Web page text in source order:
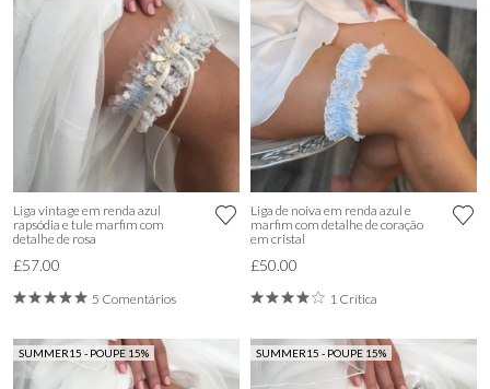
Liga vintage em renda azul
rapsódia e tule marfim com
detalhe de rosa
£57.00
5 Comentários
Liga de noiva em renda azul e
marfim com detalhe de coração
em cristal
£50.00
1 Crítica
SUMMER15 - POUPE 15% SUMMER15 - POUPE 15%